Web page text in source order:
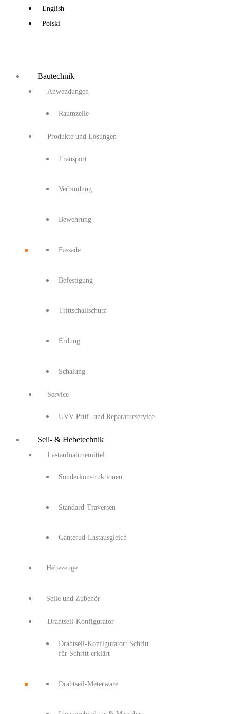
English
Polski
Bautechnik
Anwendungen
Raumzelle
Produkte und Lösungen
Transport
Verbindung
Bewehrung
Fassade
Befestigung
Trittschallschutz
Erdung
Schalung
Service
UVV Prüf- und Reparaturservice
Seil- & Hebetechnik
Lastaufnahmemittel
Sonderkonstruktionen
Standard-Traversen
Ganterud-Lastausgleich
Hebezeuge
Seile und Zubehör
Drahtseil-Konfigurator
Drahtseil-Konfigurator: Schritt
für Schritt erklärt
Drahtseil-Meterware